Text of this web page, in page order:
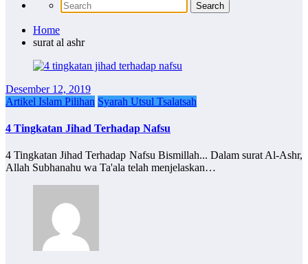
Home
surat al ashr
Desember 12, 2019
Artikel Islam Pilihan Syarah Utsul Tsalatsah
4 Tingkatan Jihad Terhadap Nafsu
4 Tingkatan Jihad Terhadap Nafsu Bismillah... Dalam surat Al-Ashr,
Allah Subhanahu wa Ta'ala telah menjelaskan…